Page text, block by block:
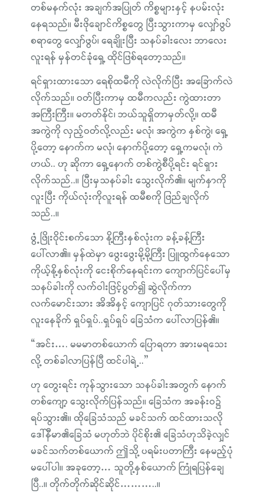
တစ်မနက်လုံး အချက်အပြုတ် ကိစ္စများနှင့် နပမ်းလုံး
နေရသည်။ မီးဖိုချောင်ကိစ္စတွေ ပြီးသွားကာမှ လျှော်ဖွပ်
စရာတွေ လျှော်ဖွပ်၊ ရေချိုးပြီး သနပ်ခါးလေး ဘာလေး
လူးရန် မှန်တင်ခုံရှေ့ ထိုင်ဖြစ်ရတော့သည်။
ရင်ရှားထားသော ရေစိုထမီကို လဲလိုက်ပြီး အခြောက်လဲ
လိုက်သည်။ ဝတ်ပြီးကာမှ ထမီကလည်း ကွဲထားတာ
အကြီးကြီး။ မတတ်နိုင်၊ ဘယ်သူရှိတာမှတ်လို့။ ထမီ
အကွဲကို လှည့်ဝတ်လို့လည်း မလုံ၊ အကွဲက နှစ်ကွဲ၊ ရှေ့
ပို့တော့ နောက်က မလုံ၊ နောက်ပို့တော့ ရှေ့ကမလုံ၊ ကဲ
ဟယ်.. ဟု ဆိုကာ ရှေ့နောက် တစ်ကွဲစီပို့ရင်း ရင်ရှား
လိုက်သည်..။ ပြီးမှသနပ်ခါး သွေးလိုက်၏။ မျက်နှာကို
လူးပြီး ကိုယ်လုံးကိုလူးရန် ထမီစကို ဖြည်ချလိုက်
သည်..။
ဖွံ့ဖြိုးဝိုင်းစက်သော နို့ကြီးနှစ်လုံးက ခန့်ခန့်ကြီး
ပေါ်လာ၏။ မှန်ထဲမှာ ဖွေးဖွေးမို့မို့ကြီး ပြူထွက်နေသော
ကိုယ့်နို့နှစ်လုံးကို ငေးစိုက်နေရင်းက ကျောက်ပြင်ပေါ်မှ
သနပ်ခါးကို လက်ဝါးဖြင့်ပွတ်၍ ဆွဲလိုက်ကာ
လက်မောင်းသား အိအိနှင့် ကျောပြင် ဂုတ်သားတွေကို
လူးနေခိုက် ရှပ်ရှပ်..ရှပ်ရှပ် ခြေသံက ပေါ်လာပြန်၏။
“အင်း…. မမမာတစ်ယောက် ပြောရတာ အားမရသေး
လို့ တစ်ခါလာပြန်ပြီ ထင်ပါရဲ့..”
ဟု တွေးရင်း ကုန်သွားသော သနပ်ခါးအတွက် နောက်
တစ်ကျော့ သွေးလိုက်ပြန်သည်။ ခြေသံက အခန်းဝ၌
ရပ်သွား၏။ ထိုခြေသံသည် မခင်သက် ထင်ထားသလို
ဒေါ်နီမာ၏ခြေသံ မဟုတ်ဘဲ ပိုင်စိုး၏ ခြေသံဟုသိခဲ့လျှင်
မခင်သက်တစ်ယောက် ဤသို့ ပရမ်းပတာကြီး နေမည့်ပုံ
မပေါ်ပါ။ အခုတော့… သူတို့နှစ်ယောက် ကြုံရပြန်ချေ
ပြီ..။ တိုက်တိုက်ဆိုင်ဆိုင်………..။